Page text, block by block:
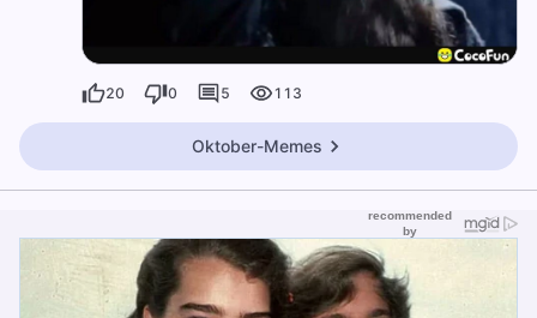
20 0 5 113
Oktober-Memes